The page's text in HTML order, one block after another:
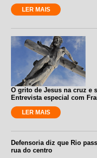
LER MAIS
O grito de Jesus na cruz e
Entrevista especial com
LER MAIS
Defensoria diz que Rio
rua do centro